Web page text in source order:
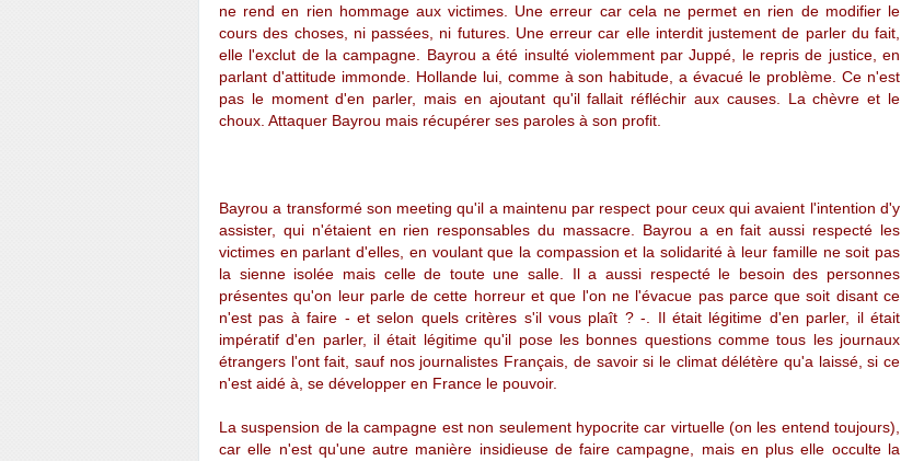
ne rend en rien hommage aux victimes. Une erreur car cela ne permet en rien de modifier le
cours des choses, ni passées, ni futures. Une erreur car elle interdit justement de parler du fait,
elle l'exclut de la campagne. Bayrou a été insulté violemment par Juppé, le repris de justice, en
parlant d'attitude immonde. Hollande lui, comme à son habitude, a évacué le problème. Ce n'est
pas le moment d'en parler, mais en ajoutant qu'il fallait réfléchir aux causes. La chèvre et le
choux. Attaquer Bayrou mais récupérer ses paroles à son profit.
Bayrou a transformé son meeting qu'il a maintenu par respect pour ceux qui avaient l'intention d'y
assister, qui n'étaient en rien responsables du massacre. Bayrou a en fait aussi respecté les
victimes en parlant d'elles, en voulant que la compassion et la solidarité à leur famille ne soit pas
la sienne isolée mais celle de toute une salle. Il a aussi respecté le besoin des personnes
présentes qu'on leur parle de cette horreur et que l'on ne l'évacue pas parce que soit disant ce
n'est pas à faire - et selon quels critères s'il vous plaît ? -. Il était légitime d'en parler, il était
impératif d'en parler, il était légitime qu'il pose les bonnes questions comme tous les journaux
étrangers l'ont fait, sauf nos journalistes Français, de savoir si le climat délétère qu'a laissé, si ce
n'est aidé à, se développer en France le pouvoir.
La suspension de la campagne est non seulement hypocrite car virtuelle (on les entend toujours),
car elle n'est qu'une autre manière insidieuse de faire campagne, mais en plus elle occulte la